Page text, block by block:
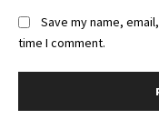
Save my name,
time I comment.